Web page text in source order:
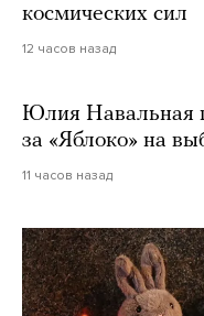
космических сил
12 часов назад
Юлия Навальная
за «Яблоко» на
11 часов назад